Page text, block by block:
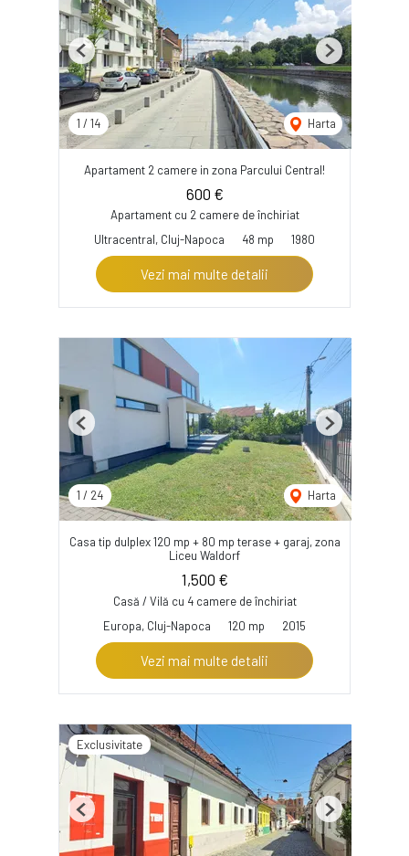
1 / 14 Harta
Previous Next
Apartament 2 camere in zona Parcului Central!
600 €
Apartament cu 2 camere de închiriat
Ultracentral, Cluj-Napoca
48 mp 1980
Vezi mai multe detalii
1 / 24 Harta
Previous Next
Casa tip dulplex 120 mp + 80 mp terase + garaj, zona
Liceu Waldorf
1,500 €
Casă / Vilă cu 4 camere de închiriat
Europa, Cluj-Napoca
120 mp 2015
Vezi mai multe detalii
Exclusivitate
Previous Next